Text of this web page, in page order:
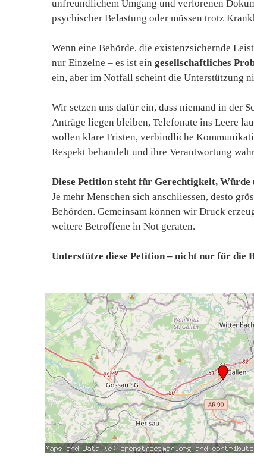
unfreundlichem Umgang und verlorenen
psychischer Belastung oder müssen trotz
Wenn eine Behörde, die existenzsichernde
nur Einzelne – es ist ein gesellschaftliches
ein, aber im Notfall scheint die Unterstützung
Wir setzen uns dafür ein, dass niemand in der
Anträge liegen bleiben, Telefonate ins Leere
wollen klare Fristen, verbindliche
Respekt behandelt und ihre Verantwortung
Diese Petition steht für Gerechtigkeit, Würde
Je mehr Menschen sich anschliessen, desto
Behörden. Gemeinsam können wir Druck
weitere Betroffene in Not geraten.
Unterstütze diese Petition – nicht nur für die